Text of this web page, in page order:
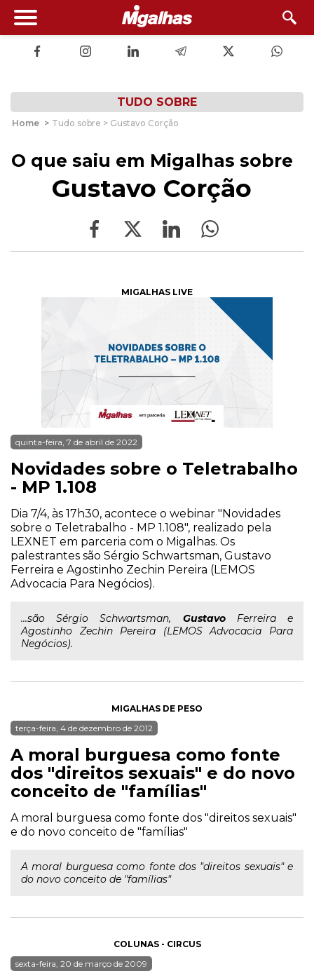
TUDO SOBRE
Home > Tudo sobre > Gustavo Corção
O que saiu em Migalhas sobre
Gustavo Corção
MIGALHAS LIVE
quinta-feira, 7 de abril de 2022
Novidades sobre o Teletrabalho
- MP 1.108
Dia 7/4, às 17h30, acontece o webinar "Novidades
sobre o Teletrabalho - MP 1.108", realizado pela
LEXNET em parceria com o Migalhas. Os
palestrantes são Sérgio Schwartsman, Gustavo
Ferreira e Agostinho Zechin Pereira (LEMOS
Advocacia Para Negócios).
...são Sérgio Schwartsman, GustavoFerreira e
Agostinho Zechin Pereira (LEMOS Advocacia Para
Negócios).
MIGALHAS DE PESO
terça-feira, 4 de dezembro de 2012
A moral burguesa como fonte
dos "direitos sexuais" e do novo
conceito de "famílias"
A moral burguesa como fonte dos "direitos sexuais"
e do novo conceito de "famílias"
A moral burguesa como fonte dos "direitos sexuais" e
do novo conceito de "famílias"
COLUNAS - CIRCUS
sexta-feira, 20 de março de 2009